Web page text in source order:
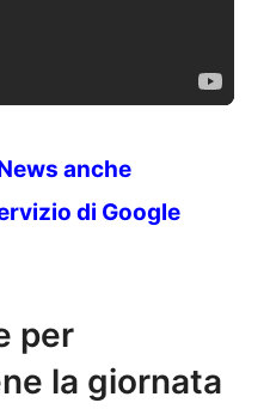
anche
di Google
per
la giornata